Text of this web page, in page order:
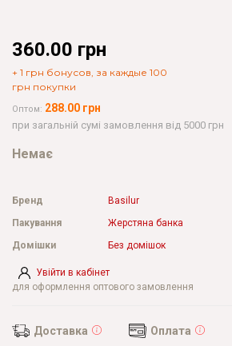
360.00 грн
+ 1 грн бонусов, за каждые 100
грн покупки
Оптом: 288.00 грн
при загальній сумі замовлення від 5000 грн
Немає
Увійти в кабінет
для оформлення оптового замовлення
Бренд
Basilur
Пакування
Жерстяна банка
Домішки
Без домішок
Доставка Оплата